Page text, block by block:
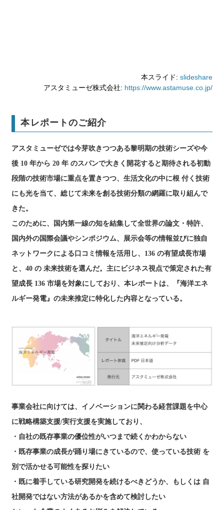
本スライド: slideshare
アスタミューゼ株式会社: https://www.astamuse.co.jp/
本レポートのご紹介
アスタミューゼでは今芽吹きつつある黎明期の技術シーズや今
後 10 年から 20 年 のスパンで大きく開花すると期待される初動
段階の技術市場に重点を置きつつ、生活文化の中に根 付く技術
にも光を当て、総じて未来を創る技術分類の網羅に取り組んで
きた。
このために、国内第一線の知を結集して全世界の論文・特許、
国内外の国際会議やシンポジウム、展示会等の情報並びに独自
ネットワークによる口コミ情報を活用し、136 の有望成長市場
と、40 の 未来技術を選んだ。主にビジネス視点で策定された有
望成長 136 市場を対象にしており、本レポートは、『海洋エネ
ルギー発電』の未来推定に特化した内容となっている。
事業会社に向けては、イノベーションに関わる経営課題を中心
に戦略構築支援/実行支援を実施しており、
・自社の既存事業の優位性がいつまで続くかわからない
・既存事業の成長が踊り場にきているので、使っている技術 を
別で活かせる可能性を探りたい
・既に着手している研究開発を続けるべきどうか、もしくは 自
社開発ではない方法があるかを含めて検討したい